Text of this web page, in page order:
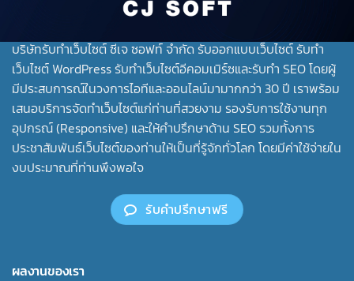
บริษัทรับทําเว็บไซต์ ซีเจ ซอฟท์ จำกัด รับออกแบบเว็บไซต์ รับทำ
เว็บไซต์ WordPress รับทำเว็บไซต์อีคอมเมิร์ซและรับทำ SEO โดยผู้
มีประสบการณ์ในวงการไอทีและออนไลน์มามากกว่า 30 ปี เราพร้อม
เสนอบริการจัดทำเว็บไซต์แก่ท่านที่สวยงาม รองรับการใช้งานทุก
อุปกรณ์ (Responsive) และให้คำปรึกษาด้าน SEO รวมทั้งการ
ประชาสัมพันธ์เว็บไซต์ของท่านให้เป็นที่รู้จักทั่วโลก โดยมีค่าใช้จ่ายใน
งบประมาณที่ท่านพึงพอใจ
รับคำปรึกษาฟรี
ผลงานของเรา